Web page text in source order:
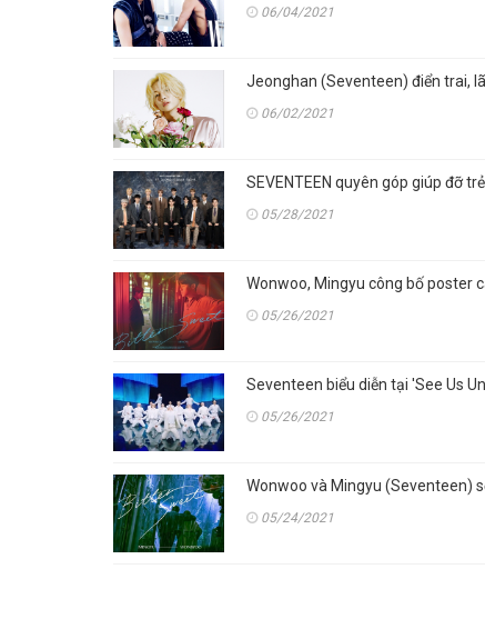
06/04/2021
Jeonghan (Seventeen) điển trai,
06/02/2021
SEVENTEEN quyên góp giúp đỡ
05/28/2021
Wonwoo, Mingyu công bố poster
05/26/2021
Seventeen biểu diễn tại 'See Us
05/26/2021
Wonwoo và Mingyu (Seventeen)
05/24/2021